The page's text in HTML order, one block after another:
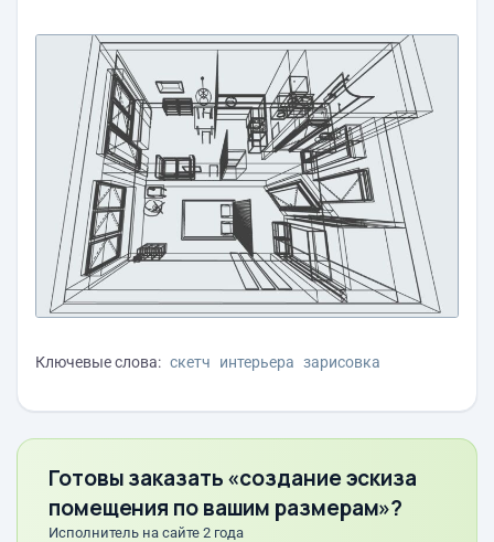
Ключевые слова: скетч интерьера зарисовка
Готовы заказать «создание эскиза
помещения по вашим размерам»?
Исполнитель на сайте 2 года